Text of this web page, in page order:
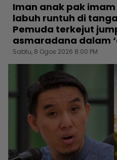
Iman anak pak
labuh runtuh di
Pemuda terkejut
asmaradana dalam
Sabtu, 8 Ogos 2026 8:00 PM